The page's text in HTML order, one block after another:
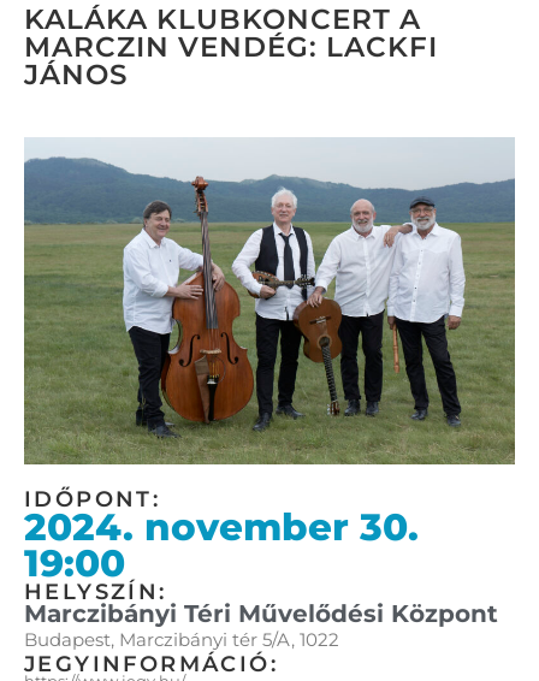
KALÁKA KLUBKONCERT A
MARCZIN VENDÉG: LACKFI
JÁNOS
IDŐPONT:
2024. november 30.
19:00
HELYSZÍN:
Marczibányi Téri Művelődési Központ
Budapest, Marczibányi tér 5/A, 1022
JEGYINFORMÁCIÓ: